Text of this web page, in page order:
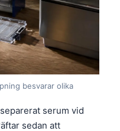
besvarar olika
serum vid
sedan att